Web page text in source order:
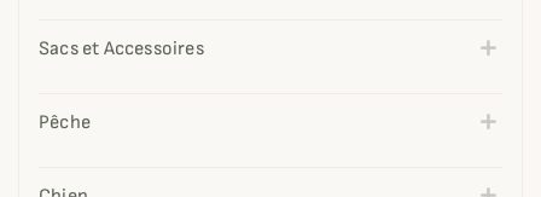
Sacs et Accessoires
Pêche